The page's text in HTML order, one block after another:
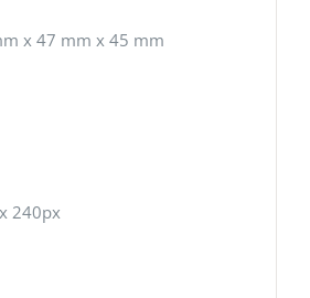
x 47 mm x 45 mm
240px